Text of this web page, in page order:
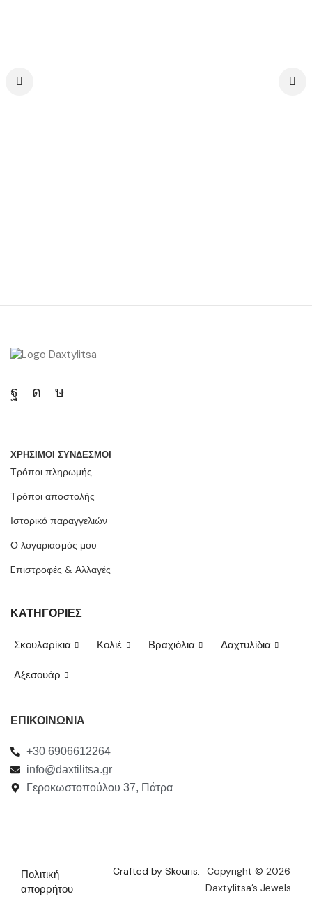
ΧΡΗΣΙΜΟΙ ΣΥΝΔΕΣΜΟΙ
Τρόποι πληρωμής
Τρόποι αποστολής
Ιστορικό παραγγελιών
Ο λογαριασμός μου
Eπιστροφές & Αλλαγές
ΚΑΤΗΓΟΡΙΕΣ
Σκουλαρίκια Κολιέ Βραχιόλια Δαχτυλίδια
Αξεσουάρ
ΕΠΙΚΟΙΝΩΝΙΑ
+30 6906612264
info@daxtilitsa.gr
Γεροκωστοπούλου 37, Πάτρα
Πολιτική
απορρήτου
Crafted by Skouris.
Copyright © 2026
Daxtylitsa’s Jewels